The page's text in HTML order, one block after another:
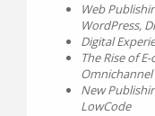
Web
WordPress,
Digital
The Rise of
Omnichannel
New
LowCode